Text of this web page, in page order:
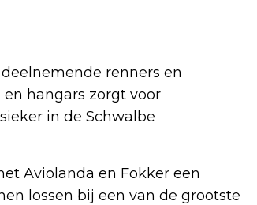
renners en
hangars zorgt voor
in de Schwalbe
Aviolanda en Fokker een
lossen bij een van de grootste